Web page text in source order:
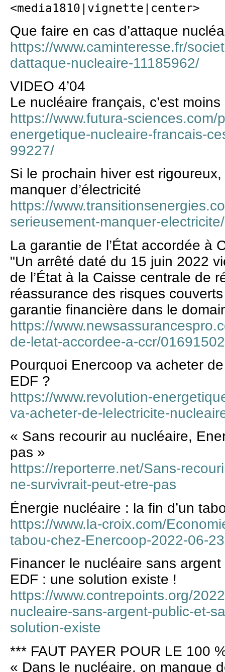
<media1810|vignette|center>
Que faire en cas d’attaque
https://www.caminteresse.fr/
dattaque-nucleaire-11185962/
VIDEO 4’04
Le nucléaire français, c’est
https://www.futura-
energetique-nucleaire-francais-
99227/
Si le prochain hiver est
manquer d’électricité
https://
serieusement-manquer-electricite/
La garantie de l’État accordée à
"Un arrêté daté du 15 juin 2022
de l’État à la Caisse centrale de
réassurance des risques
garantie financière dans le
https://
de-letat-accordee-a-ccr/
Pourquoi Enercoop va acheter
EDF ?
https://www.revolution-
va-acheter-de-lelectricite-
« Sans recourir au nucléaire,
pas »
https://reporterre.net/Sans-
ne-survivrait-peut-etre-pas
Énergie nucléaire : la fin d’un
https://www.la-croix.com/
tabou-chez-Enercoop-2022-06-
Financer le nucléaire sans
EDF : une solution existe !
https://www.contrepoints.org/
nucleaire-sans-argent-public-et-
solution-existe
*** FAUT PAYER POUR LE 100
« Dans le nucléaire, on manque